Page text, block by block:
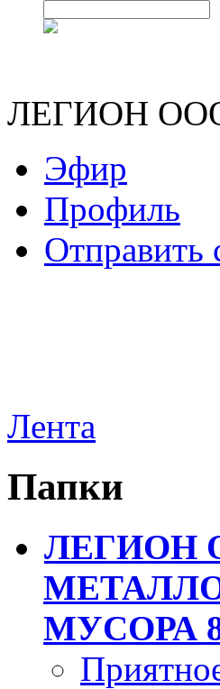
ЛЕГИОН
Эфир
Профиль
Отправить
Лента
Папки
ЛЕГИОН
МУСОРА